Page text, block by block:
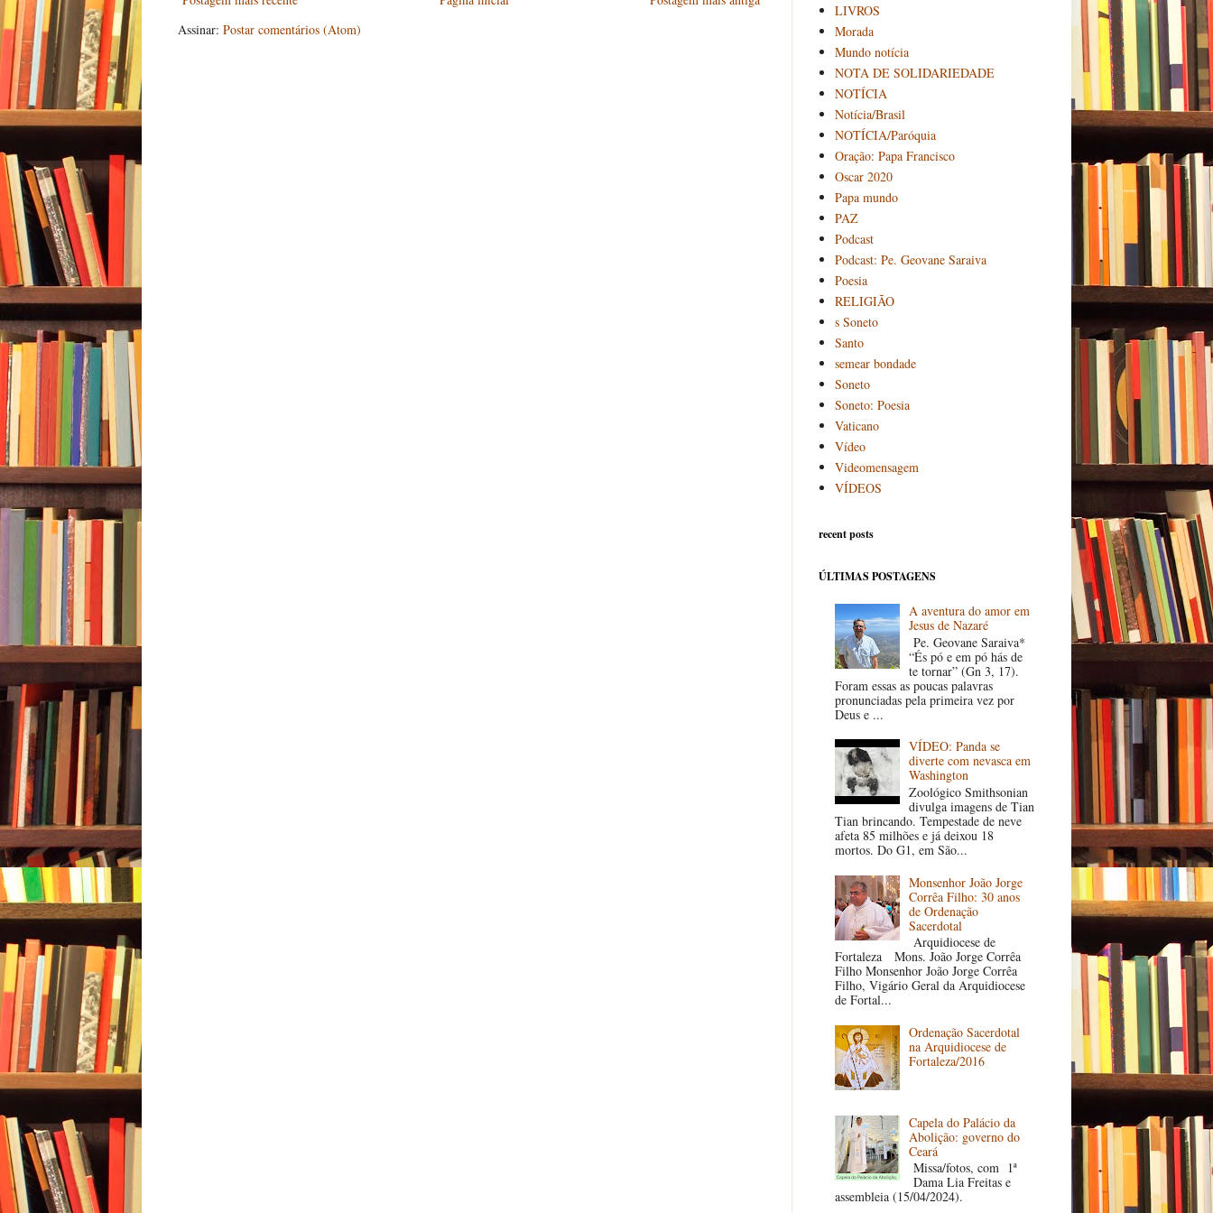
Assinar: Postar comentários (Atom)
LIVROS
Morada
Mundo notícia
NOTA DE SOLIDARIEDADE
NOTÍCIA
Notícia/Brasil
NOTÍCIA/Paróquia
Oração: Papa Francisco
Oscar 2020
Papa mundo
PAZ
Podcast
Podcast: Pe. Geovane Saraiva
Poesia
RELIGIÃO
s Soneto
Santo
semear bondade
Soneto
Soneto: Poesia
Vaticano
Vídeo
Videomensagem
VÍDEOS
recent posts
ÚLTIMAS POSTAGENS
A aventura do amor em
Jesus de Nazaré
Pe. Geovane Saraiva*
“És pó e em pó hás de
te tornar” (Gn 3, 17).
Foram essas as poucas palavras
pronunciadas pela primeira vez por
Deus e ...
VÍDEO: Panda se
diverte com nevasca em
Washington
Zoológico Smithsonian
divulga imagens de Tian
Tian brincando. Tempestade de neve
afeta 85 milhões e já deixou 18
mortos. Do G1, em São...
Monsenhor João Jorge
Corrêa Filho: 30 anos
de Ordenação
Sacerdotal
Arquidiocese de
Fortaleza Mons. João Jorge Corrêa
Filho Monsenhor João Jorge Corrêa
Filho, Vigário Geral da Arquidiocese
de Fortal...
Ordenação Sacerdotal
na Arquidiocese de
Fortaleza/2016
Capela do Palácio da
Abolição: governo do
Ceará
Missa/fotos, com 1ª
Dama Lia Freitas e
assembleia (15/04/2024).